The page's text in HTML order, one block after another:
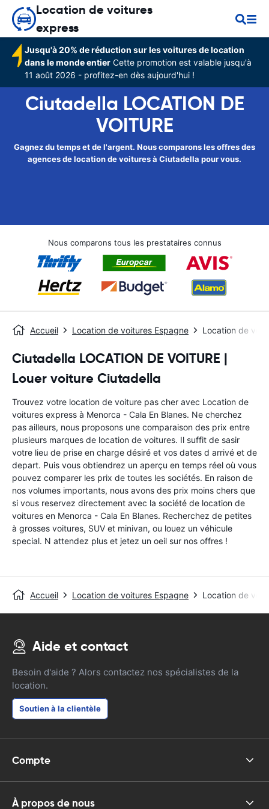
Location de voitures
express
Jusqu'à 20% de réduction sur les voitures de location
dans le monde entier Cette promotion est valable jusqu'à
11 août 2026 - profitez-en dès aujourd'hui !
Ciutadella LOCATION DE
VOITURE
Gagnez du temps et de l'argent. Nous comparons les offres des
agences de location de voitures à Ciutadella pour vous.
Nous comparons tous les prestataires connus
Accueil Location de voitures Espagne Location de
Ciutadella LOCATION DE VOITURE |
Louer voiture Ciutadella
Trouvez votre location de voiture pas cher avec Location de
voitures express à Menorca - Cala En Blanes. Ne cherchez
pas ailleurs, nous proposons une comparaison des prix entre
plusieurs marques de location de voitures. Il suffit de sasir
votre lieu de prise en charge désiré et vos dates d arrivé et de
depart. Puis vous obtiendrez un aperçu en temps réel où vous
pouvez comparer les prix de toutes les sociétés. En raison de
nos volumes importants, nous avons des prix moins chers que
si vous reservez directement avec la société de location de
voitures en Menorca - Cala En Blanes. Recherchez de petites
à grosses voitures, SUV et minivan, ou louez un véhicule
special. N attendez plus et jetez un oeil sur nos offres !
Accueil Location de voitures Espagne Location de
Aide et contact
Besoin d'aide ? Alors contactez nos spécialistes de la
location.
Soutien à la clientèle
Compte
À propos de nous